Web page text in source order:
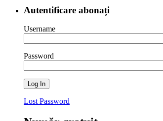
Autentificare abonați
Username
Password
Lost Password